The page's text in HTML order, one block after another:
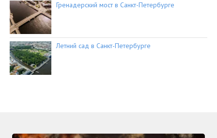
Гренадерский мост в Санкт-Петербурге
Летний сад в Санкт-Петербурге